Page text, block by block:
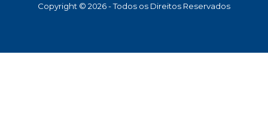
Copyright © 2026 - Todos os Direitos Reservados